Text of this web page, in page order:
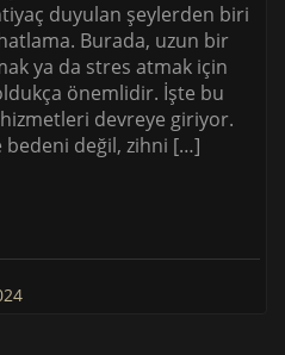
duyulan şeylerden biri
Burada, uzun bir
ya da stres atmak için
önemlidir. İşte bu
devreye giriyor.
bedeni değil, zihni […]